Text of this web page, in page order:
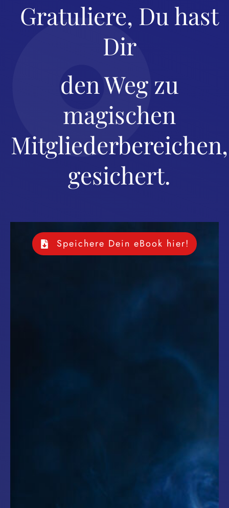
Gratuliere, Du hast
Dir
den Weg zu
magischen
Mitgliederbereichen,
gesichert.
Speichere Dein eBook hier!